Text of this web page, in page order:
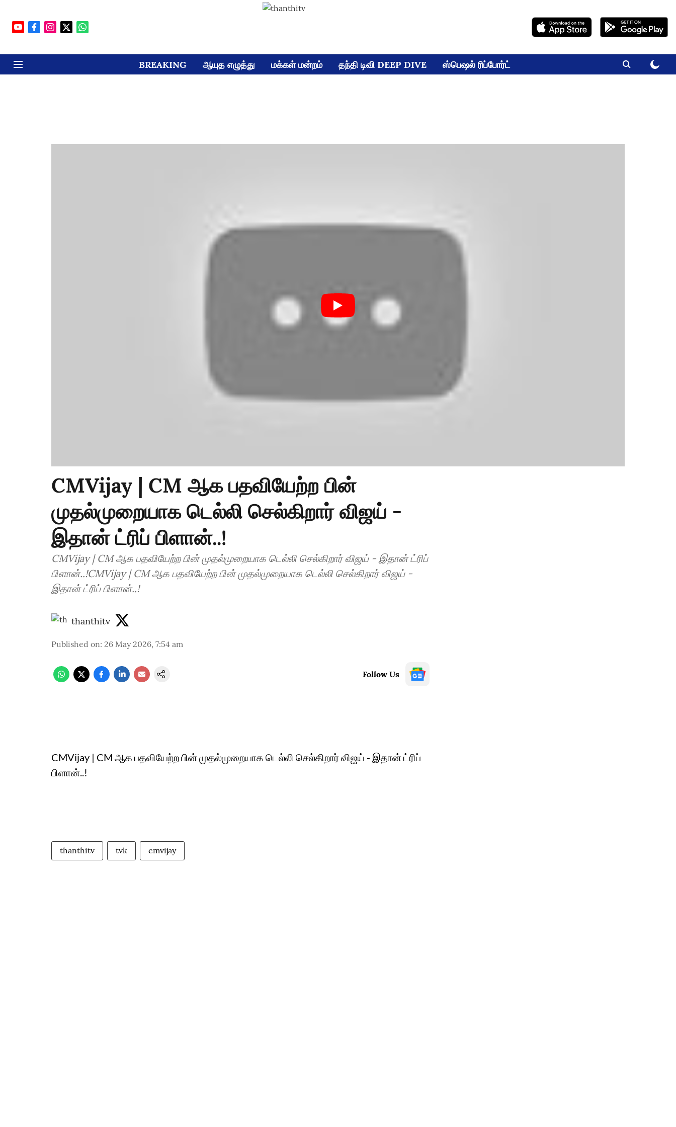
BREAKING ஆயுத எழுத்து மக்கள் மன்றம் தந்தி டிவி DEEP DIVE ஸ்பெஷல் ரிப்போர்ட்
CMVijay | CM ஆக பதவியேற்ற பின்
முதல்முறையாக டெல்லி செல்கிறார் விஜய் -
இதான் ட்ரிப் பிளான்..!
CMVijay | CM ஆக பதவியேற்ற பின் முதல்முறையாக டெல்லி செல்கிறார் விஜய் - இதான் ட்ரிப்
பிளான்..!CMVijay | CM ஆக பதவியேற்ற பின் முதல்முறையாக டெல்லி செல்கிறார் விஜய் -
இதான் ட்ரிப் பிளான்..!
thanthitv
Published on: 26 May 2026, 7:54 am
Follow Us
CMVijay | CM ஆக பதவியேற்ற பின் முதல்முறையாக டெல்லி செல்கிறார் விஜய் - இதான் ட்ரிப்
பிளான்..!
thanthitv tvk cmvijay